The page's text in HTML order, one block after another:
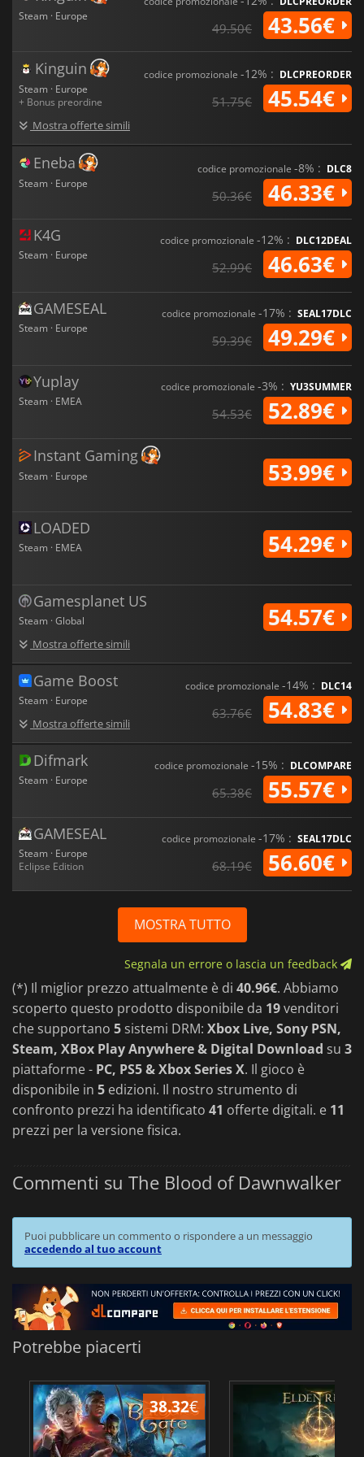
Steam · Europe
49.50€ 43.56€
Kinguin
Steam · Europe
+ Bonus preordine
Mostra offerte simili
codice promozionale -12% : DLCPREORDER
51.75€ 45.54€
Eneba
Steam · Europe
codice promozionale -8% : DLC8
50.36€ 46.33€
K4G
Steam · Europe
codice promozionale -12% : DLC12DEAL
52.99€ 46.63€
GAMESEAL
Steam · Europe
codice promozionale -17% : SEAL17DLC
59.39€ 49.29€
Yuplay
Steam · EMEA
codice promozionale -3% : YU3SUMMER
54.53€ 52.89€
Instant Gaming
Steam · Europe 53.99€
LOADED
Steam · EMEA 54.29€
Gamesplanet US
Steam · Global
Mostra offerte simili
54.57€
Game Boost
Steam · Europe
Mostra offerte simili
codice promozionale -14% : DLC14
63.76€ 54.83€
Difmark
Steam · Europe
codice promozionale -15% : DLCOMPARE
65.38€ 55.57€
GAMESEAL
Steam · Europe
Eclipse Edition
codice promozionale -17% : SEAL17DLC
68.19€ 56.60€
MOSTRA TUTTO
Segnala un errore o lascia un feedback
(*) Il miglior prezzo attualmente è di 40.96€. Abbiamo
scoperto questo prodotto disponibile da 19venditori
che supportano 5 sistemi DRM: Xbox Live, Sony PSN,
Steam, XBox Play Anywhere & Digital Download su 3
piattaforme - PC, PS5 & Xbox Series X. Il gioco è
disponibile in 5 edizioni. Il nostro strumento di
confronto prezzi ha identificato 41 offerte digitali. e 11
prezzi per la versione fisica.
Commenti su The Blood of Dawnwalker
Puoi pubblicare un commento o rispondere a un messaggio
accedendo al tuo account
Potrebbe piacerti
31.32€ 6.77